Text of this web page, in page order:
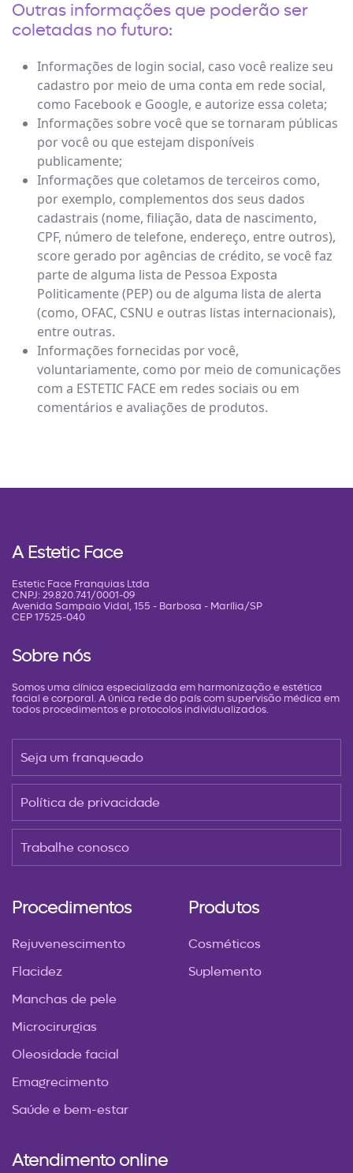
Outras informações que poderão ser
coletadas no futuro:
Informações de login social, caso você realize seu
cadastro por meio de uma conta em rede social,
como Facebook e Google, e autorize essa coleta;
Informações sobre você que se tornaram públicas
por você ou que estejam disponíveis
publicamente;
Informações que coletamos de terceiros como,
por exemplo, complementos dos seus dados
cadastrais (nome, filiação, data de nascimento,
CPF, número de telefone, endereço, entre outros),
score gerado por agências de crédito, se você faz
parte de alguma lista de Pessoa Exposta
Politicamente (PEP) ou de alguma lista de alerta
(como, OFAC, CSNU e outras listas internacionais),
entre outras.
Informações fornecidas por você,
voluntariamente, como por meio de comunicações
com a ESTETIC FACE em redes sociais ou em
comentários e avaliações de produtos.
A Estetic Face
Estetic Face Franquias Ltda
CNPJ: 29.820.741/0001-09
Avenida Sampaio Vidal, 155 - Barbosa - Marília/SP
CEP 17525-040
Sobre nós
Somos uma clínica especializada em harmonização e estética
facial e corporal. A única rede do país com supervisão médica em
todos procedimentos e protocolos individualizados.
Seja um franqueado
Política de privacidade
Trabalhe conosco
Procedimentos
Rejuvenescimento
Flacidez
Manchas de pele
Microcirurgias
Oleosidade facial
Emagrecimento
Saúde e bem-estar
Produtos
Cosméticos
Suplemento
Atendimento online